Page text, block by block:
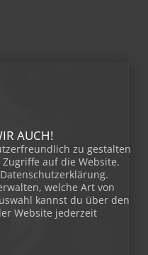
AUCH!
zu gestalten
auf die Website.
welche Art von
kannst du über den
Website jederzeit